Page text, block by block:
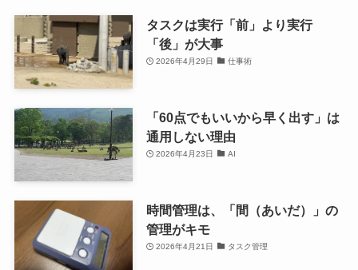
タスクは実行「前」より実行
「後」が大事
2026年4月29日 仕事術
「60点でもいいから早く出す」は
通用しない理由
2026年4月23日 AI
時間管理は、「間（あいだ）」の
管理がキモ
2026年4月21日 タスク管理